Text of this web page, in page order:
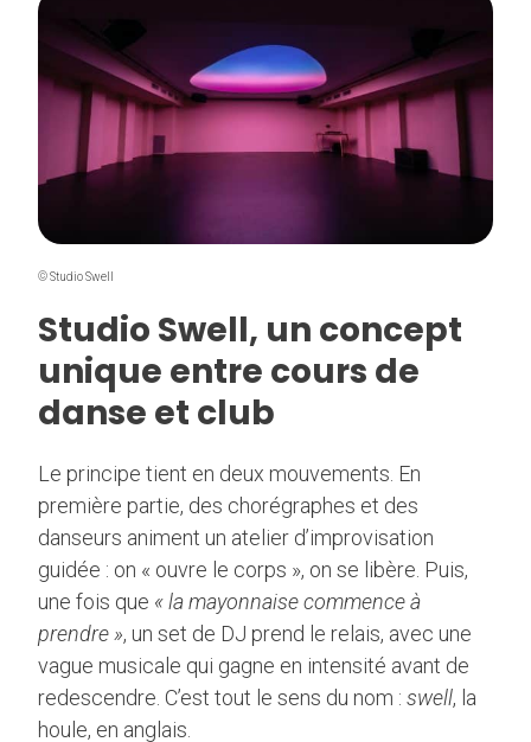
© Studio Swell
Studio Swell, un concept
unique entre cours de
danse et club
Le principe tient en deux mouvements. En
première partie, des chorégraphes et des
danseurs animent un atelier d’improvisation
guidée : on « ouvre le corps », on se libère. Puis,
une fois que « la mayonnaise commence à
prendre », un set de DJ prend le relais, avec une
vague musicale qui gagne en intensité avant de
redescendre. C’est tout le sens du nom : swell, la
houle, en anglais.